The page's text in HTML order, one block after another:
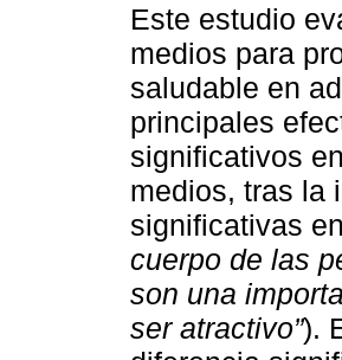
Este estudio
medios para
saludable en
principales
significativos
medios, tras la
significativas
cuerpo de las
son una
ser atractivo”).